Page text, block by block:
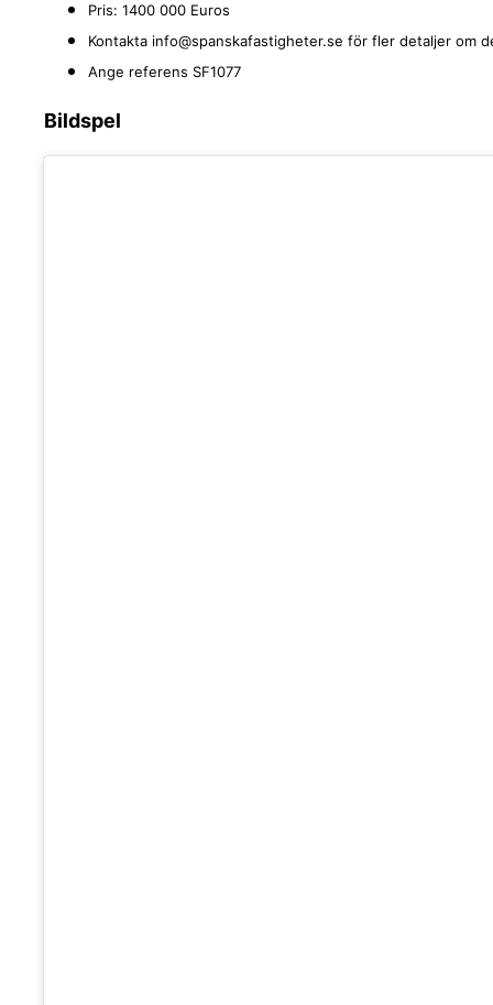
Pris: 1400 000 Euros
Kontakta info@spanskafastigheter.se för fler detaljer om
Ange referens SF1077
Bildspel